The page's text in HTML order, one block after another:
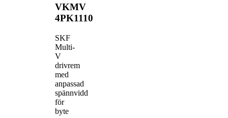
VKMV
4PK1110
SKF
Multi-
V
drivrem
med
anpassad
spännvidd
för
byte